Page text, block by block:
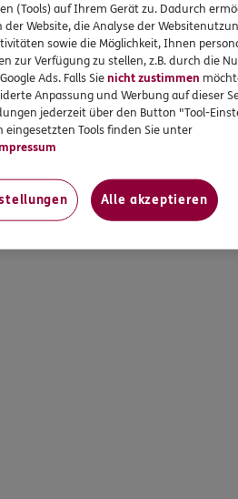
(Tools) auf Ihrem Gerät zu. Dadurch
der Website, die Analyse der
sowie die Möglichkeit, Ihnen
zur Verfügung zu stellen, z.B. durch die
Ads. Falls Sienicht zustimmen
Anpassung und Werbung auf dieser
jederzeit über den Button "Tool-
eingesetzten Tools finden Sie unter
Alle akzeptieren